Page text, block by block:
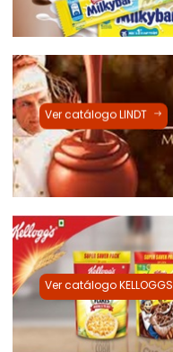
Ver catálogo LINDT
Ver catálogo KELLOGGS